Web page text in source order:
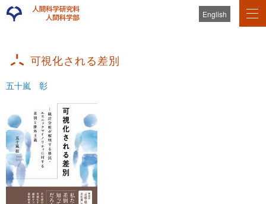
English
可視化される差別
五十嵐 彰